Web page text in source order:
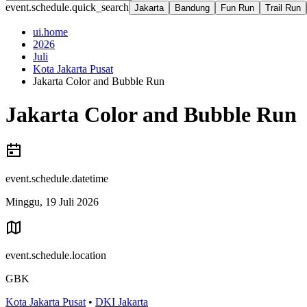
event.schedule.quick_search Jakarta Bandung Fun Run Trail Run
ui.home
2026
Juli
Kota Jakarta Pusat
Jakarta Color and Bubble Run
Jakarta Color and Bubble Run
event.schedule.datetime
Minggu, 19 Juli 2026
event.schedule.location
GBK
Kota Jakarta Pusat • DKI Jakarta